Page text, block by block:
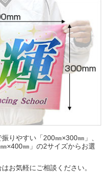
りやすい「200㎜×300㎜」、
×400㎜」の2サイズからお選
お気軽にご相談ください。